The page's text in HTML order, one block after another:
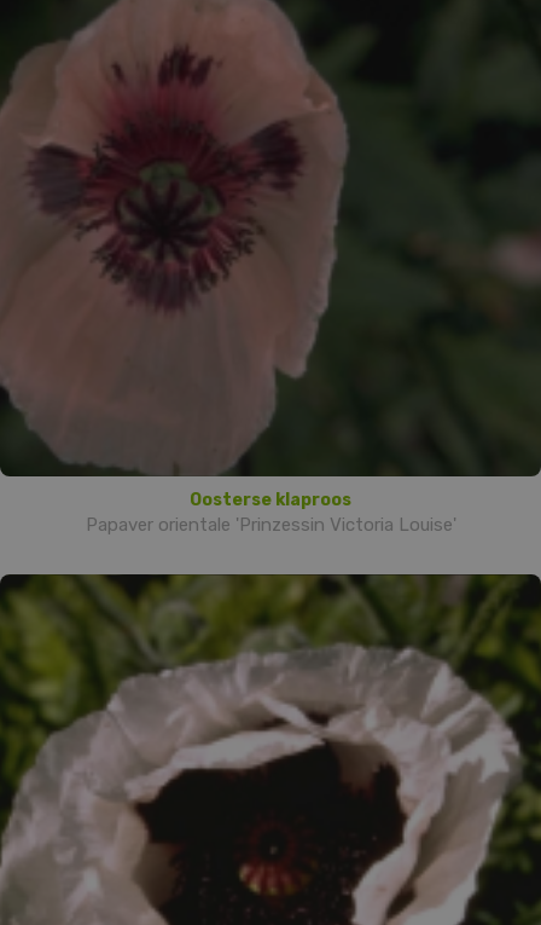
Oosterse klaproos
Papaver orientale 'Prinzessin Victoria Louise'